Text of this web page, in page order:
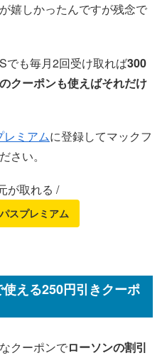
嬉しかったんですが残念で
でも毎月2回受け取れば300
クーポンも使えばそれだけ
レミアムに登録してマックフ
さい。
が取れる /
スプレミアム
える250円引きクーポ
クーポンでローソンの割引